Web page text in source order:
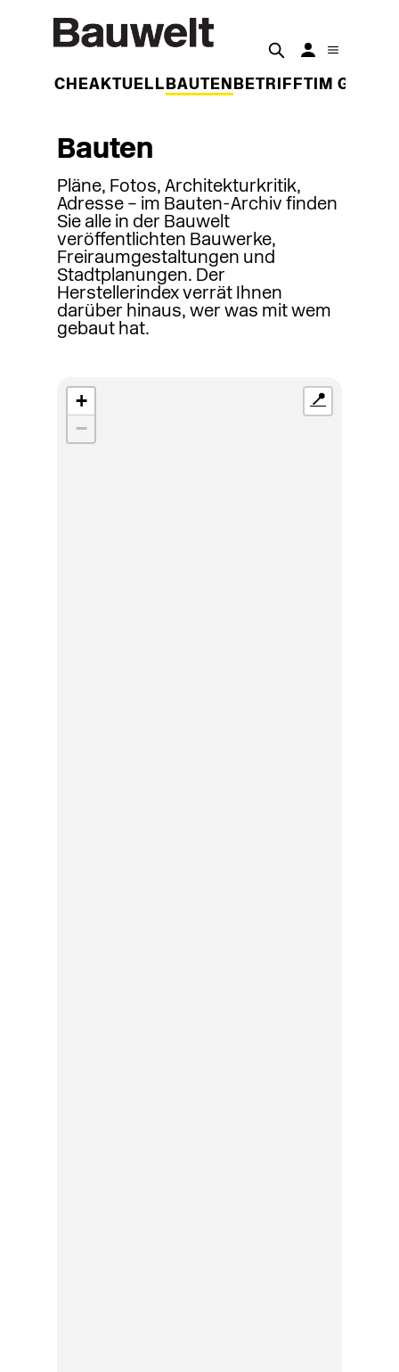
WOCHEAKTUELL BAUTEN BETRIFFT IM
Bauten
Pläne, Fotos, Architekturkritik,
Adresse – im Bauten-Archiv finden
Sie alle in der Bauwelt
veröffentlichten Bauwerke,
Freiraumgestaltungen und
Stadtplanungen. Der
Herstellerindex verrät Ihnen
darüber hinaus, wer was mit wem
gebaut hat.
+
−
📍